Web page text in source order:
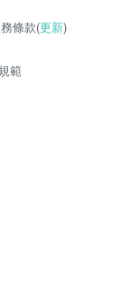
條款(更新)
範